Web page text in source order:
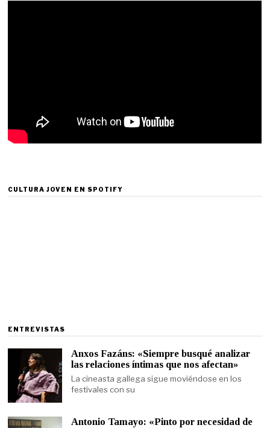
CULTURA JOVEN EN SPOTIFY
ENTREVISTAS
Anxos Fazáns: «Siempre busqué analizar
las relaciones íntimas que nos afectan»
La cineasta gallega sigue moviéndose en los
festivales con su
Antonio Tamayo: «Pinto por necesidad de